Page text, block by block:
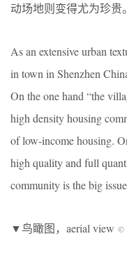
动场地则变得尤为珍贵。
As an extensive urban
in town in Shenzhen
On the one hand “the
high density housing
of low-income housing.
high quality and full
community is the big
▼鸟瞰图，aerial view ©